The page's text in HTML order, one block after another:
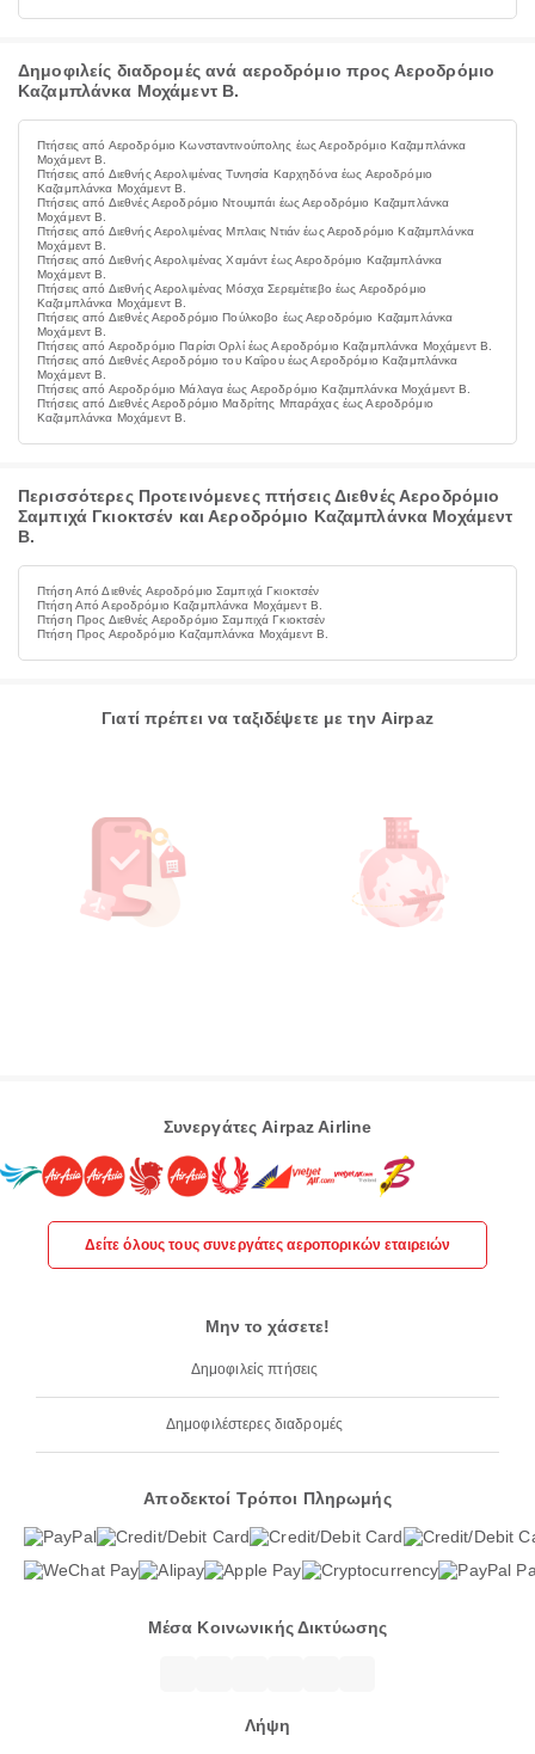
Δημοφιλείς διαδρομές ανά αεροδρόμιο προς Αεροδρόμιο
Καζαμπλάνκα Μοχάμεντ Β.
Πτήσεις από Αεροδρόμιο Κωνσταντινούπολης έως Αεροδρόμιο Καζαμπλάνκα
Μοχάμεντ Β.
Πτήσεις από Διεθνής Αερολιμένας Τυνησία Καρχηδόνα έως Αεροδρόμιο
Καζαμπλάνκα Μοχάμεντ Β.
Πτήσεις από Διεθνές Αεροδρόμιο Ντουμπάι έως Αεροδρόμιο Καζαμπλάνκα
Μοχάμεντ Β.
Πτήσεις από Διεθνής Αερολιμένας Μπλαις Ντιάν έως Αεροδρόμιο Καζαμπλάνκα
Μοχάμεντ Β.
Πτήσεις από Διεθνής Αερολιμένας Χαμάντ έως Αεροδρόμιο Καζαμπλάνκα
Μοχάμεντ Β.
Πτήσεις από Διεθνής Αερολιμένας Μόσχα Σερεμέτιεβο έως Αεροδρόμιο
Καζαμπλάνκα Μοχάμεντ Β.
Πτήσεις από Διεθνές Αεροδρόμιο Πούλκοβο έως Αεροδρόμιο Καζαμπλάνκα
Μοχάμεντ Β.
Πτήσεις από Αεροδρόμιο Παρίσι Ορλί έως Αεροδρόμιο Καζαμπλάνκα Μοχάμεντ Β.
Πτήσεις από Διεθνές Αεροδρόμιο του Καΐρου έως Αεροδρόμιο Καζαμπλάνκα
Μοχάμεντ Β.
Πτήσεις από Αεροδρόμιο Μάλαγα έως Αεροδρόμιο Καζαμπλάνκα Μοχάμεντ Β.
Πτήσεις από Διεθνές Αεροδρόμιο Μαδρίτης Μπαράχας έως Αεροδρόμιο
Καζαμπλάνκα Μοχάμεντ Β.
Περισσότερες Προτεινόμενες πτήσεις Διεθνές Αεροδρόμιο
Σαμπιχά Γκιοκτσέν και Αεροδρόμιο Καζαμπλάνκα Μοχάμεντ
Β.
Πτήση Από Διεθνές Αεροδρόμιο Σαμπιχά Γκιοκτσέν
Πτήση Από Αεροδρόμιο Καζαμπλάνκα Μοχάμεντ Β.
Πτήση Προς Διεθνές Αεροδρόμιο Σαμπιχά Γκιοκτσέν
Πτήση Προς Αεροδρόμιο Καζαμπλάνκα Μοχάμεντ Β.
Γιατί πρέπει να ταξιδέψετε με την Airpaz
Συνεργάτες Airpaz Airline
Δείτε όλους τους συνεργάτες αεροπορικών εταιρειών
Μην το χάσετε!
Δημοφιλείς πτήσεις
Δημοφιλέστερες διαδρομές
Αποδεκτοί Τρόποι Πληρωμής
Μέσα Κοινωνικής Δικτύωσης
Λήψη